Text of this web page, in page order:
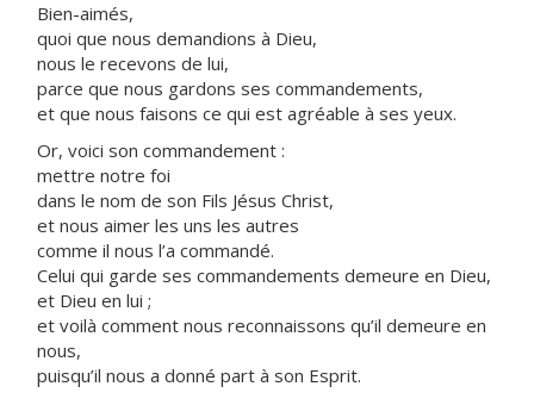
Bien-aimés,
quoi que nous demandions à Dieu,
nous le recevons de lui,
parce que nous gardons ses commandements,
et que nous faisons ce qui est agréable à ses yeux.
Or, voici son commandement :
mettre notre foi
dans le nom de son Fils Jésus Christ,
et nous aimer les uns les autres
comme il nous l’a commandé.
Celui qui garde ses commandements demeure en Dieu,
et Dieu en lui ;
et voilà comment nous reconnaissons qu’il demeure en
nous,
puisqu’il nous a donné part à son Esprit.